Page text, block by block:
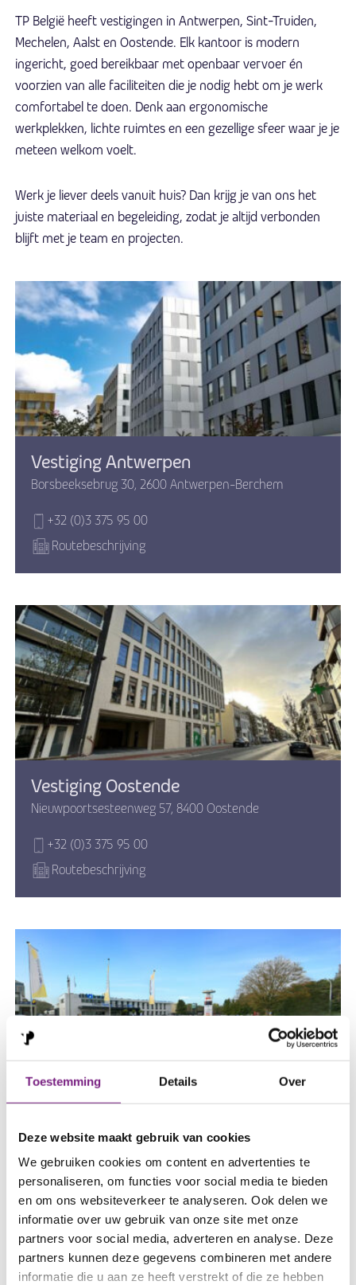
Toestemming Details Over
Deze website maakt gebruik van cookies
We gebruiken cookies om content en advertenties te
personaliseren, om functies voor social media te bieden
en om ons websiteverkeer te analyseren. Ook delen we
informatie over uw gebruik van onze site met onze
partners voor social media, adverteren en analyse. Deze
partners kunnen deze gegevens combineren met andere
informatie die u aan ze heeft verstrekt of die ze hebben
TP België heeft vestigingen in Antwerpen, Sint-Truiden,
Mechelen, Aalst en Oostende. Elk kantoor is modern
ingericht, goed bereikbaar met openbaar vervoer én
voorzien van alle faciliteiten die je nodig hebt om je werk
comfortabel te doen. Denk aan ergonomische
werkplekken, lichte ruimtes en een gezellige sfeer waar je je
meteen welkom voelt.
Werk je liever deels vanuit huis? Dan krijg je van ons het
juiste materiaal en begeleiding, zodat je altijd verbonden
blijft met je team en projecten.
Vestiging Antwerpen
Borsbeeksebrug 30, 2600 Antwerpen-Berchem
+32 (0)3 375 95 00
Routebeschrijving
Vestiging Oostende
Nieuwpoortsesteenweg 57, 8400 Oostende
+32 (0)3 375 95 00
Routebeschrijving
Vestigingen Mechelen
Antwerpsesteenweg 261, 2800 Mechelen
+32 (0)3 375 95 00
Routebeschrijving